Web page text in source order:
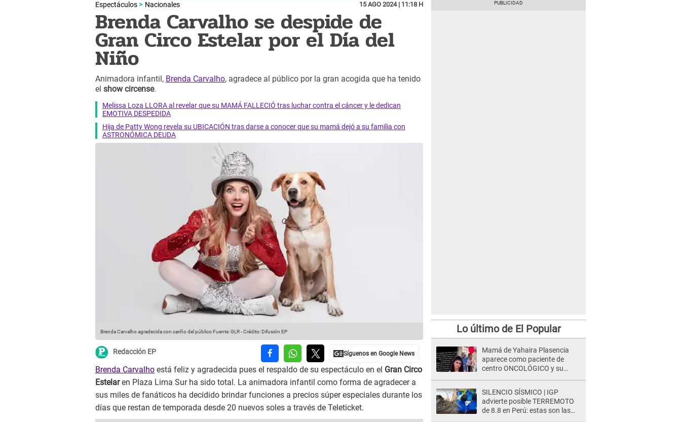
Espectáculos Nacionales 15 AGO 2024 | 11:18 H
Brenda Carvalho se despide de
Gran Circo Estelar por el Día del
Niño
Animadora infantil, Brenda Carvalho, agradece al público por la gran acogida que ha tenido
el show circense.
Melissa Loza LLORA al revelar que su MAMÁ FALLECIÓ tras luchar contra el cáncer y le dedican
EMOTIVA DESPEDIDA
Hija de Patty Wong revela su UBICACIÓN tras darse a conocer que su mamá dejó a su familia con
ASTRONÓMICA DEUDA
Brenda Carvalho agradecida con cariño del público Fuente: GLR-Crédito: Difusión EP
Redacción EP
Brenda Carvalho está feliz y agradecida pues el respaldo de su espectáculo en el Gran Circo
Estelaren Plaza Lima Sur ha sido total. La animadora infantil como forma de agradecer a
sus miles de fanáticos ha decidido brindar funciones a precios súper especiales durante los
días que restan de temporada desde 20 nuevos soles a través de Teleticket.
Lo último de El Popular
Mamá de Yahaira Plasencia
aparece como paciente de
centro ONCOLÓGICO y su
mensaje: "Hoy fue la última..."
SILENCIO SÍSMICO | IGP
advierte posible TERREMOTO
de 8.8 en Perú: estas son las